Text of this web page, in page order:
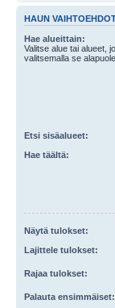
HAUN
Hae alueittain:
Valitse alue tai alueet,
valitsemalla se
Etsi sisäalueet:
Hae täältä:
Näytä tulokset:
Lajittele tulokset:
Rajaa tulokset:
Palauta ensimmäiset: